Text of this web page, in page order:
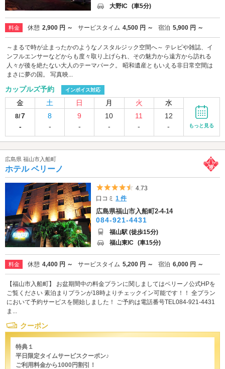
大野IC (車5分)
料金 休憩 2,900 円 ～ サービスタイム 4,500 円 ～ 宿泊 5,900 円 ～
～まるで時が止まったかのようなノスタルジック空間へ～ テレビや雑誌、イ
ンフルエンサーなどからも度々取り上げられ、その魅力から遠方から訪れる
人々が後を絶たない大人のテーマパーク。 昭和遺産ともいえる非日常空間は
まさに夢の国。 写真映...
カップルズ予約 インボイス対応
金 土 日 月 火 水
8/7
-
8
-
9
-
10
-
11
-
12
-
もっと見る
広島県 福山市入船町
ホテル ベリーノ
5つ星のうち4.5
4.73
口コミ1 件
広島県福山市入船町2-4-14
084-921-4431
福山駅 (徒歩15分)
福山東IC (車15分)
料金 休憩 4,400 円 ～ サービスタイム 5,200 円 ～ 宿泊 6,000 円 ～
【福山市入船町】 お盆期間中の料金プランに関しましてはベリーノ公式HPを
ご覧ください 素泊まりプランが18時よりチェックイン可能です！！ 全プラン
において予約サービスを開始しました！ ご予約は電話番号TEL084-921-4431
ま...
クーポン
特典１
平日限定タイムサービスクーポン♪
ご利用料金から1000円割引！